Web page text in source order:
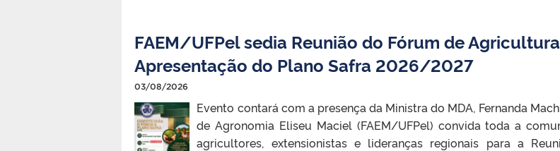
FAEM/UFPel sedia Reunião do Fórum de
Apresentação do Plano Safra 2026/2027
03/08/2026
Evento contará com a presença da Ministra do MDA, Fernanda
de Agronomia Eliseu Maciel (FAEM/UFPel) convida toda a
agricultores, extensionistas e lideranças regionais para a